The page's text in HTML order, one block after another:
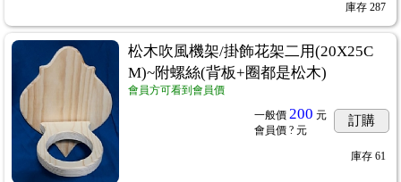
庫存 287
松木吹風機架/掛飾花架二用(20X25C
M)~附螺絲(背板+圈都是松木)
會員方可看到會員價
一般價 200 元
會員價 ? 元
訂購
庫存 61